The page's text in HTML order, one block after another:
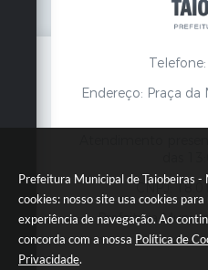
Prefeitura Municipal de Taiobeiras -
cookies: nosso site usa cookies
experiência de navegação. Ao
concorda com a nossa Política de
Privacidade.
Endereço: Praça
CNPJ:
Prefeitura